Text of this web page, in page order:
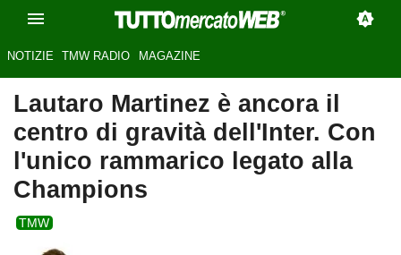
NOTIZIE TMW RADIO MAGAZINE
Lautaro Martinez è ancora il
centro di gravità dell'Inter. Con
l'unico rammarico legato alla
Champions
TMW